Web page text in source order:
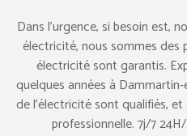
Dans l’urgence, si besoin est,
électricité, nous sommes des
électricité sont garantis.
quelques années à
de l’électricité sont qualifiés,
professionnelle. 7j/7